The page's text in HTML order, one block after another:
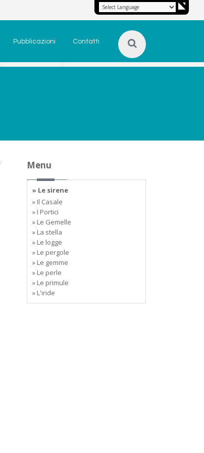
Pubblicazioni Contatti
Menu
» Le sirene
» Il Casale
» I Portici
» Le Gemelle
» La stella
» Le logge
» Le pergole
» Le gemme
» Le perle
» Le primule
» L'iride